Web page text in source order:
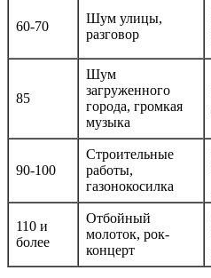
60-70
Шум улицы,
разговор
85
Шум
загруженного
города, громкая
музыка
90-100
Строительные
работы,
газонокосилка
110 и
более
Отбойный
молоток, рок-
концерт